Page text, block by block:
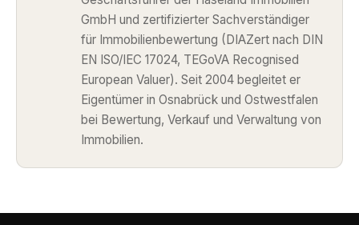
GmbH und zertifizierter Sachverständiger
für Immobilienbewertung (DIAZert nach DIN
EN ISO/IEC 17024, TEGoVA Recognised
European Valuer). Seit 2004 begleitet er
Eigentümer in Osnabrück und Ostwestfalen
bei Bewertung, Verkauf und Verwaltung von
Immobilien.